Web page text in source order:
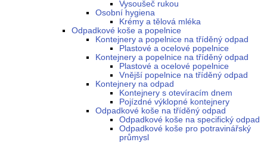
Vysoušeč rukou
Osobní hygiena
Krémy a tělová mléka
Odpadkové koše a popelnice
Kontejnery a popelnice na tříděný odpad
Plastové a ocelové popelnice
Kontejnery a popelnice na tříděný odpad
Plastové a ocelové popelnice
Vnější popelnice na tříděný odpad
Kontejnery na odpad
Kontejnery s otevíracím dnem
Pojízdné výklopné kontejnery
Odpadkové koše na tříděný odpad
Odpadkové koše na specifický odpad
Odpadkové koše pro potravinářský
průmysl